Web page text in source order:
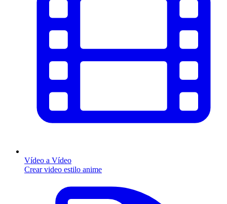
Vídeo a Vídeo
Crear video estilo anime